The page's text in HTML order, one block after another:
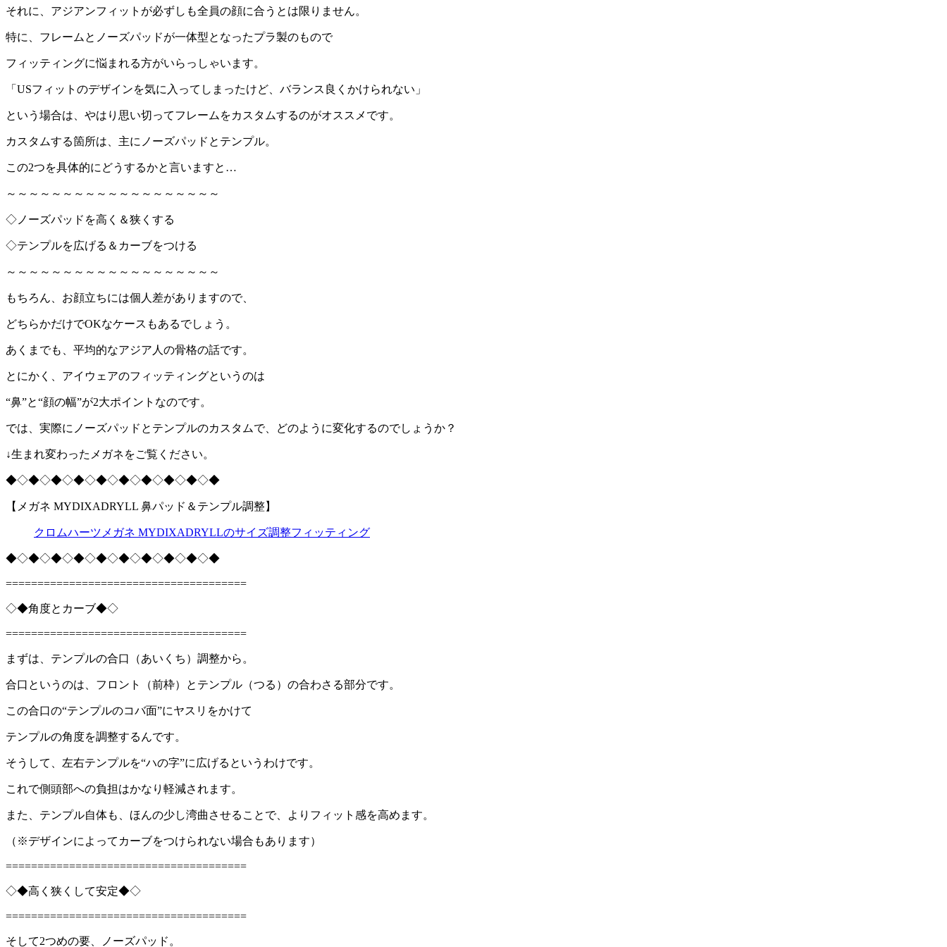
それに、アジアンフィットが必ずしも全員の顔に合うとは限りません。
特に、フレームとノーズパッドが一体型となったプラ製のもので
フィッティングに悩まれる方がいらっしゃいます。
「USフィットのデザインを気に入ってしまったけど、バランス良くかけられない」
という場合は、やはり思い切ってフレームをカスタムするのがオススメです。
カスタムする箇所は、主にノーズパッドとテンプル。
この2つを具体的にどうするかと言いますと…
～～～～～～～～～～～～～～～～～～～
◇ノーズパッドを高く＆狭くする
◇テンプルを広げる＆カーブをつける
～～～～～～～～～～～～～～～～～～～
もちろん、お顔立ちには個人差がありますので、
どちらかだけでOKなケースもあるでしょう。
あくまでも、平均的なアジア人の骨格の話です。
とにかく、アイウェアのフィッティングというのは
“鼻”と“顔の幅”が2大ポイントなのです。
では、実際にノーズパッドとテンプルのカスタムで、どのように変化するのでしょうか？
↓生まれ変わったメガネをご覧ください。
◆◇◆◇◆◇◆◇◆◇◆◇◆◇◆◇◆◇◆
【メガネ MYDIXADRYLL 鼻パッド＆テンプル調整】
クロムハーツメガネ MYDIXADRYLLのサイズ調整フィッティング
◆◇◆◇◆◇◆◇◆◇◆◇◆◇◆◇◆◇◆
======================================
◇◆角度とカーブ◆◇
======================================
まずは、テンプルの合口（あいくち）調整から。
合口というのは、フロント（前枠）とテンプル（つる）の合わさる部分です。
この合口の“テンプルのコバ面”にヤスリをかけて
テンプルの角度を調整するんです。
そうして、左右テンプルを“ハの字”に広げるというわけです。
これで側頭部への負担はかなり軽減されます。
また、テンプル自体も、ほんの少し湾曲させることで、よりフィット感を高めます。
（※デザインによってカーブをつけられない場合もあります）
======================================
◇◆高く狭くして安定◆◇
======================================
そして2つめの要、ノーズパッド。